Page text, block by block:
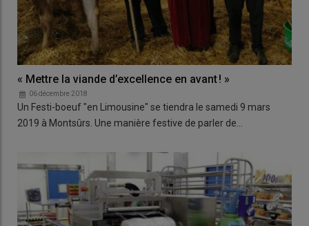
« Mettre la viande d’excellence en avant ! »
06 décembre 2018
Un Festi-boeuf "en Limousine" se tiendra le samedi 9 mars
2019 à Montsûrs. Une manière festive de parler de…